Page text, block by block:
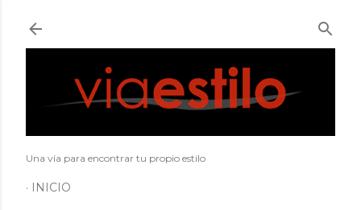
Una vía para encontrar tu propio estilo
INICIO